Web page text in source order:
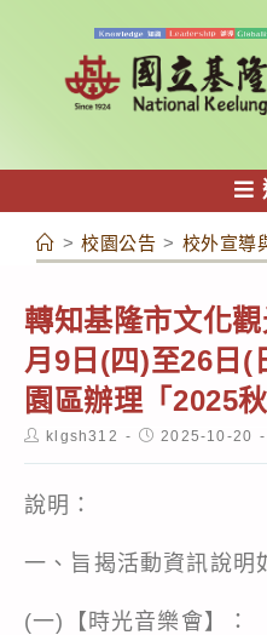
容
> 校園公告 > 校外宣導
轉知基隆市文化
月9日(四)至26日(
園區辦理「2025
Postklgsh312
Post2025-10-20
說明：
一、旨揭活動資訊說明
(一)【時光音樂會】：